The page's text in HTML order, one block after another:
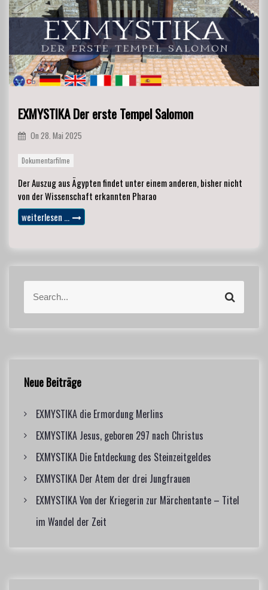
EXMYSTIKA Der erste Tempel Salomon
On 28. Mai 2025
Dokumentarfilme
Der Auszug aus Ägypten findet unter einem anderen, bisher nicht
von der Wissenschaft erkannten Pharao
weiterlesen …
a
r
o
:
S
r
Neue Beiträge
EXMYSTIKA die Ermordung Merlins
EXMYSTIKA Jesus, geboren 297 nach Christus
EXMYSTIKA Die Entdeckung des Steinzeitgeldes
EXMYSTIKA Der Atem der drei Jungfrauen
EXMYSTIKA Von der Kriegerin zur Märchentante – Titel
im Wandel der Zeit